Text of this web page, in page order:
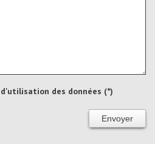
des données (*)
Envoyer